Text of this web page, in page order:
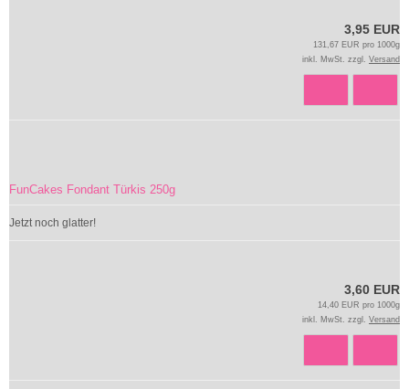
3,95 EUR
131,67 EUR pro 1000g
inkl. MwSt. zzgl. Versand
FunCakes Fondant Türkis 250g
Jetzt noch glatter!
3,60 EUR
14,40 EUR pro 1000g
inkl. MwSt. zzgl. Versand